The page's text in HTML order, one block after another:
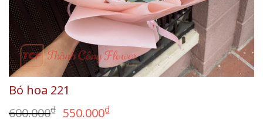
Bó hoa 221
600.000₫ Giá
550.000₫Giá